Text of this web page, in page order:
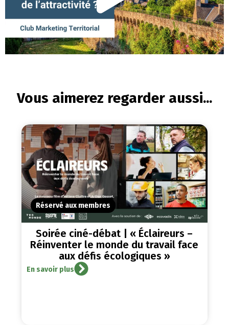
Vous aimerez regarder aussi...
Réservé aux membres
Soirée ciné-débat | « Éclaireurs –
Réinventer le monde du travail face
aux défis écologiques »
En savoir plus